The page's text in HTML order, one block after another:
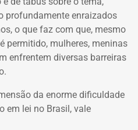
profundamente enraizados
o que faz com que, mesmo
permitido, mulheres, meninas
enfrentem diversas barreiras
da enorme dificuldade
em lei no Brasil, vale